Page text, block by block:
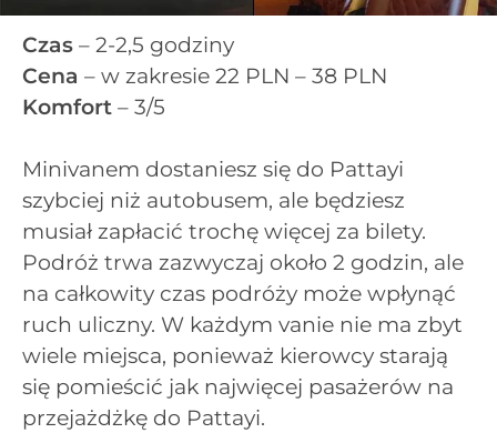
Czas – 2-2,5 godziny
Cena – w zakresie 22 PLN – 38 PLN
Komfort – 3/5
Minivanem dostaniesz się do Pattayi
szybciej niż autobusem, ale będziesz
musiał zapłacić trochę więcej za bilety.
Podróż trwa zazwyczaj około 2 godzin, ale
na całkowity czas podróży może wpłynąć
ruch uliczny. W każdym vanie nie ma zbyt
wiele miejsca, ponieważ kierowcy starają
się pomieścić jak najwięcej pasażerów na
przejażdżkę do Pattayi.